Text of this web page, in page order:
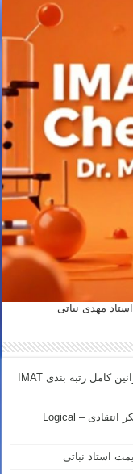
نحوه رتبه بندی داوطلبان در آزمون آیمت ایتالیا؛ قوانین کامل رتبه بندی IMAT
نمونه سوالات آیمت ایتالیا – استدلال و منطق – تفکر انتقادی – Logical
استاد نباتی